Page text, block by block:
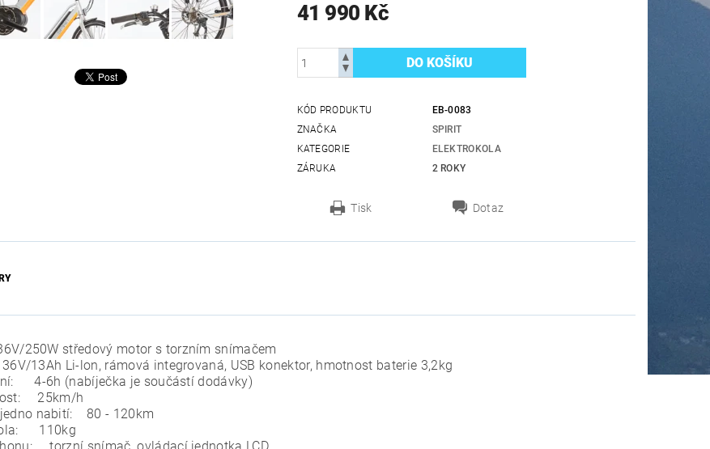
41 990 Kč
KÓD PRODUKTU
EB-0083
ZNAČKA
SPIRIT
KATEGORIE
ELEKTROKOLA
ZÁRUKA
2 ROKY
Tisk Dotaz
250W středový motor s torzním snímačem
13Ah Li-lon, rámová integrovaná, USB konektor, hmotnost baterie 3,2kg
4-6h (nabíječka je součástí dodávky)
25km/h
jedno nabití: 80 - 120km
110kg